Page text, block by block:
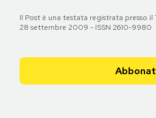
Il Post è una testata registrata presso il
28 settembre 2009 - ISSN 2610-9980